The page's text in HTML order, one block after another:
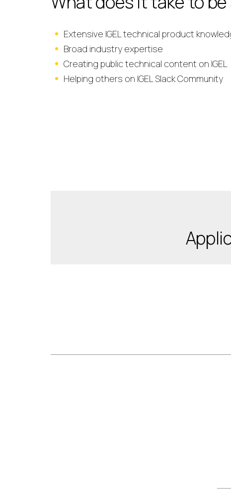
Extensive IGEL technical product
Broad industry expertise
Creating public technical content on IGEL
Helping others on IGEL Slack Community